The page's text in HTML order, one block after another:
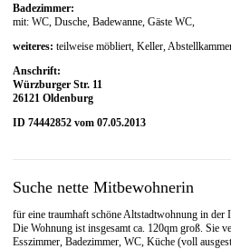
Badezimmer:
mit: WC, Dusche, Badewanne, Gäste WC,
weiteres: teilweise möbliert, Keller,
Anschrift:
Würzburger Str. 11
26121 Oldenburg
ID 74442852 vom 07.05.2013
Suche nette Mitbewohnerin
für eine traumhaft schöne Altstadtwohnung in der
Die Wohnung ist insgesamt ca. 120qm groß. Sie
Esszimmer, Badezimmer, WC, Küche (voll